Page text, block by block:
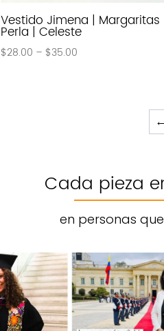
Vestido Jimena | Margaritas
Perla | Celeste
$28.00 – $35.00
←
Cada pieza
en personas